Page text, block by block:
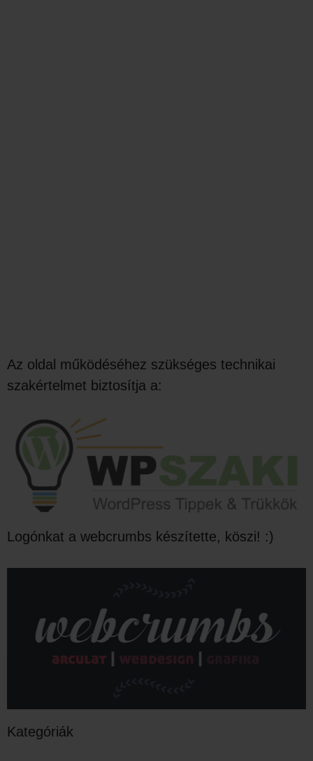
Az oldal működéséhez szükséges technikai
szakértelmet biztosítja a:
Logónkat a webcrumbs készítette, köszi! :)
Kategóriák